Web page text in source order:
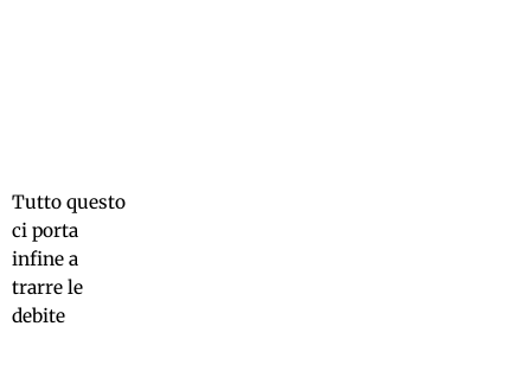
Tutto questo
ci porta
infine a
trarre le
debite